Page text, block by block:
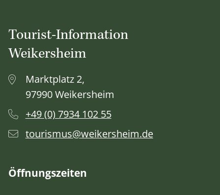
Tourist-Information
Weikersheim
Marktplatz 2,
97990 Weikersheim
+49 (0) 7934 102 55
tourismus@weikersheim.de
Öffnungszeiten